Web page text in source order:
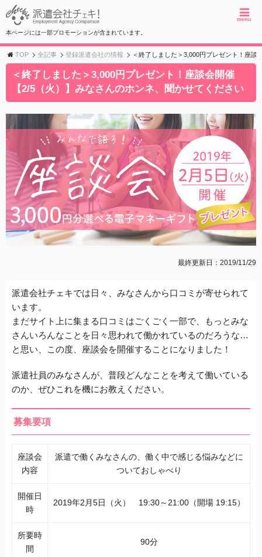
menu
本ページには一部プロモーションが含まれています。
TOP 全記事 登録派遣会社の情報 ＜終了しました＞3,000円プレゼント！座
＜終了しました＞3,000円プレゼント！座談会開催
【2/5（火）】みなさんのホンネ、聞かせてください
最終更新日：2019/11/29
派遣会社チェキでは日々、みなさんから口コミが寄せられて
います。
まだサイト上に集まる口コミはごくごく一部で、もっとみな
さんいろんなことを日々思われて働かれているのだろうな…
と思い、この度、座談会を開催することになりました！
派遣社員のみなさんが、普段どんなことを考えて働いている
のか、ぜひこれを機にお教えください。
募集要項
座談会
内容
派遣で働くみなさんの、働く中で感じる悩みなどに
ついておしゃべり
開催日
時
2019年2月5日（火） 19:30～21:00（開場 19:15）
所要時
間
90分